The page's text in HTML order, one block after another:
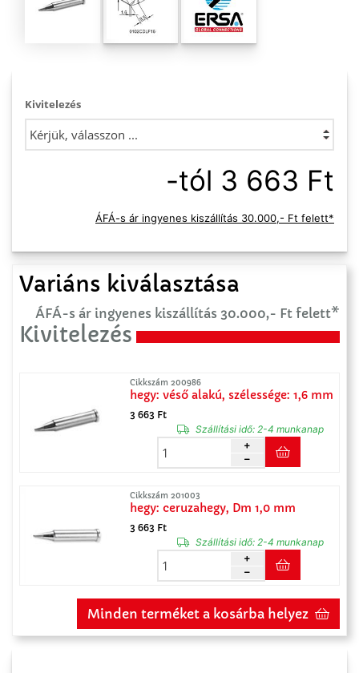
Kivitelezés
-tól 3 663 Ft
ÁFÁ-s ár ingyenes kiszállítás 30.000,- Ft felett*
Variáns kiválasztása
ÁFÁ-s ár ingyenes kiszállítás 30.000,- Ft felett*
Kivitelezés
Cikkszám 200986
hegy: véső alakú, szélessége: 1,6 mm
3 663 Ft
Szállítási idő:2-4 munkanap
Cikkszám 201003
hegy: ceruzahegy, Dm 1,0 mm
3 663 Ft
Szállítási idő:2-4 munkanap
Minden terméket a kosárba helyez